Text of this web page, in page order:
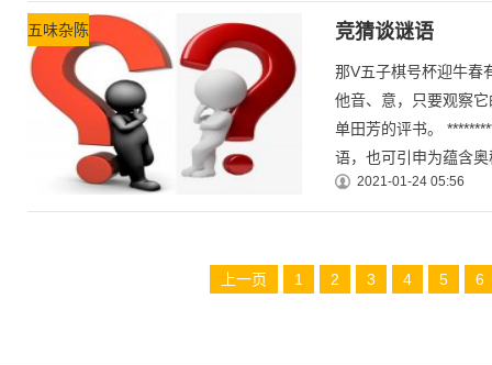
五味杂陈 竞猜谈谜语
那V五子棋号杯迎牛春
他音、意，只要观察
单田芳的评书。
语，也可引申为蕴含
2021-01-24 05:56
上一页 1 2 3 4 5 6